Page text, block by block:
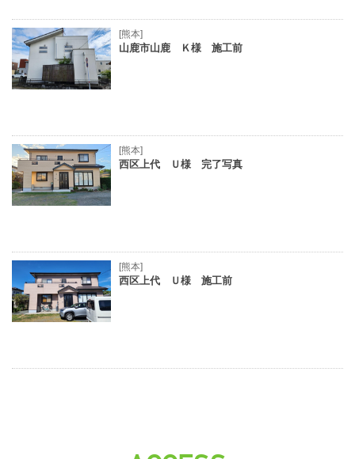
[熊本]
山鹿市山鹿 Ｋ様 施工前
[熊本]
西区上代 Ｕ様 完了写真
[熊本]
西区上代 Ｕ様 施工前